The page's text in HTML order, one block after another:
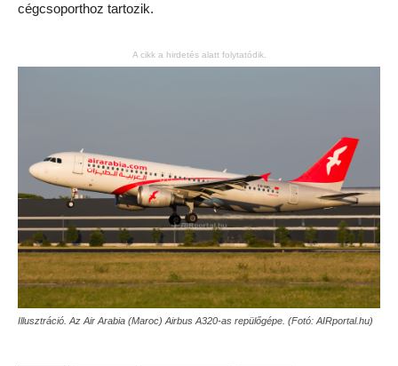
cégcsoporthoz tartozik.
A cikk a hirdetés alatt folytatódik.
Illusztráció. Az Air Arabia (Maroc) Airbus A320-as repülőgépe. (Fotó: AIRportal.hu)